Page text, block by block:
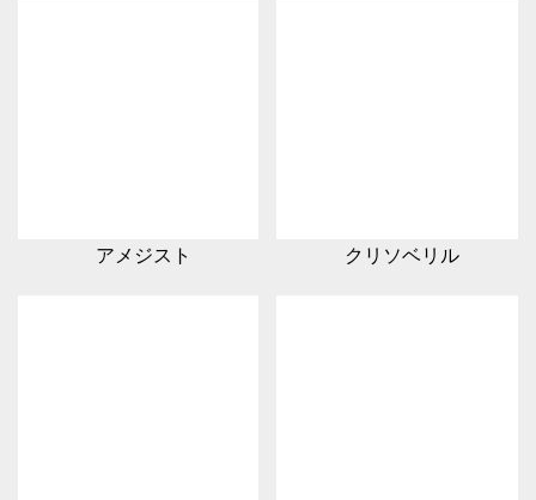
アメジスト クリソベリル